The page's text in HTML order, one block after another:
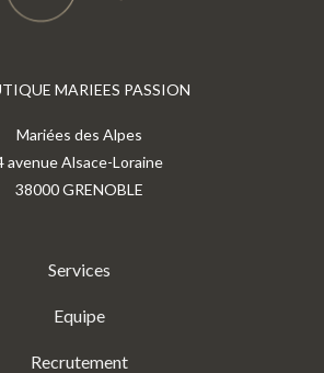
MARIEES PASSION
Mariées des Alpes
avenue Alsace-Loraine
38000 GRENOBLE
Services
Equipe
Recrutement